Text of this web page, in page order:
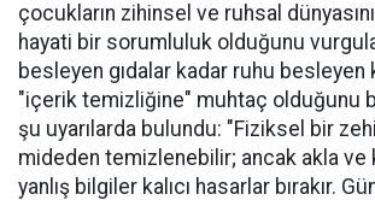
çocukların zihinsel ve ruhsal
hayati bir sorumluluk olduğunu
besleyen gıdalar kadar ruhu besleyen
"içerik temizliğine" muhtaç olduğunu
şu uyarılarda bulundu: "Fiziksel bir
mideden temizlenebilir; ancak akla ve
yanlış bilgiler kalıcı hasarlar bırakır.